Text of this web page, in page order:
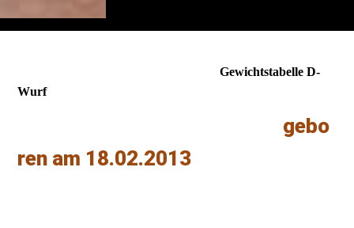
Gewichtstabelle D-
Wurf
gebo
ren am 18.02.2013